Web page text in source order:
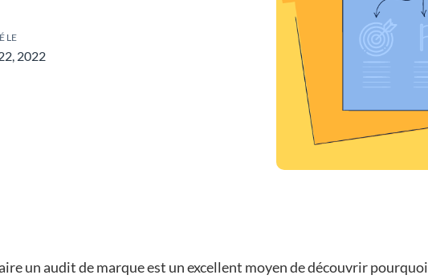
LE
2022
un audit de marque est un excellent moyen de découvrir pourquoi